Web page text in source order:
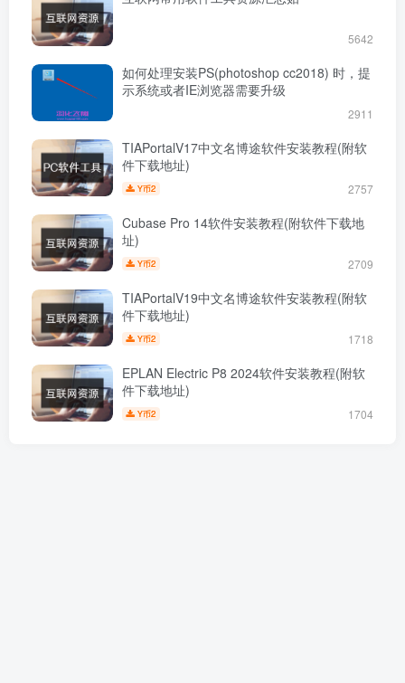
5642
如何处理安装PS(photoshop cc2018) 时，提
示系统或者IE浏览器需要升级
2911
TIAPortalV17中文名博途软件安装教程(附软
件下载地址)
Y币2 2757
Cubase Pro 14软件安装教程(附软件下载地
址)
Y币2 2709
TIAPortalV19中文名博途软件安装教程(附软
件下载地址)
Y币2 1718
EPLAN Electric P8 2024软件安装教程(附软
件下载地址)
Y币2 1704